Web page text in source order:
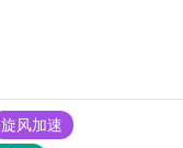
旋风加速